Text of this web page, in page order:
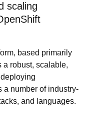
scaling
based primarily
a robust, scalable,
a number of industry-
and languages.